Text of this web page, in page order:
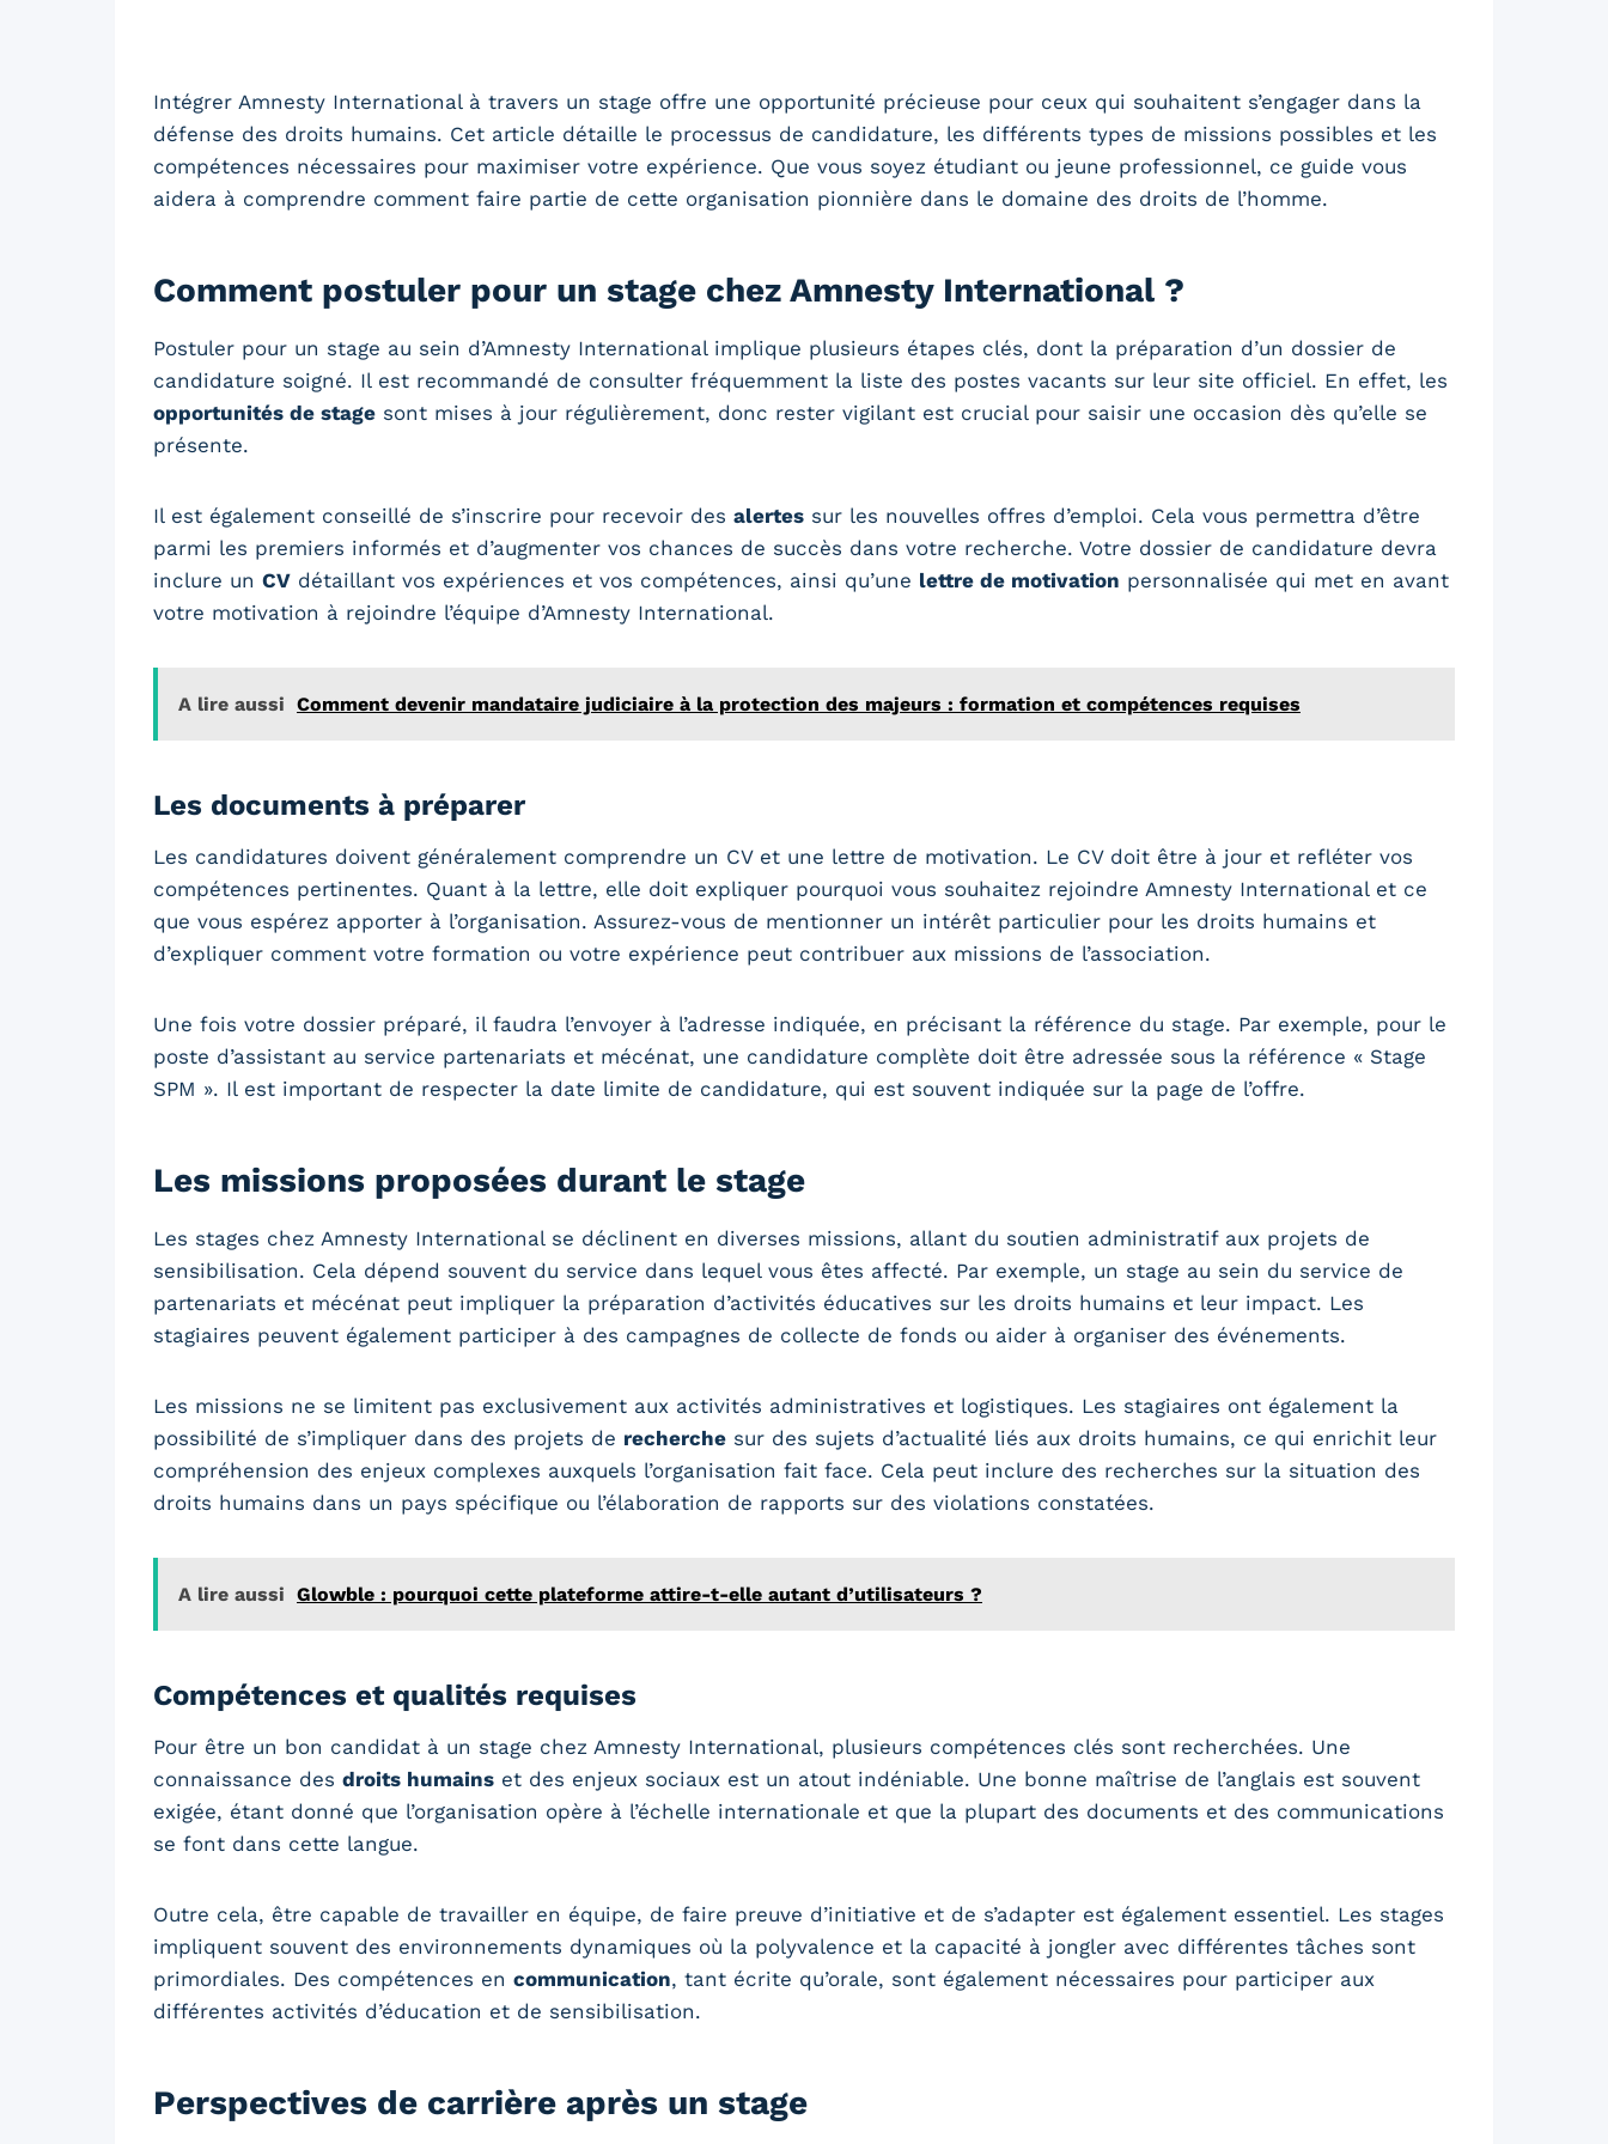
Intégrer Amnesty International à travers un stage offre une opportunité précieuse pour ceux qui souhaitent s’engager dans la
défense des droits humains. Cet article détaille le processus de candidature, les différents types de missions possibles et les
compétences nécessaires pour maximiser votre expérience. Que vous soyez étudiant ou jeune professionnel, ce guide vous
aidera à comprendre comment faire partie de cette organisation pionnière dans le domaine des droits de l’homme.
Comment postuler pour un stage chez Amnesty International ?
Postuler pour un stage au sein d’Amnesty International implique plusieurs étapes clés, dont la préparation d’un dossier de
candidature soigné. Il est recommandé de consulter fréquemment la liste des postes vacants sur leur site officiel. En effet, les
opportunités de stage sont mises à jour régulièrement, donc rester vigilant est crucial pour saisir une occasion dès qu’elle se
présente.
Il est également conseillé de s’inscrire pour recevoir des alertes sur les nouvelles offres d’emploi. Cela vous permettra d’être
parmi les premiers informés et d’augmenter vos chances de succès dans votre recherche. Votre dossier de candidature devra
inclure un CV détaillant vos expériences et vos compétences, ainsi qu’une lettre de motivation personnalisée qui met en avant
votre motivation à rejoindre l’équipe d’Amnesty International.
A lire aussi Comment devenir mandataire judiciaire à la protection des majeurs : formation et compétences requises
Les documents à préparer
Les candidatures doivent généralement comprendre un CV et une lettre de motivation. Le CV doit être à jour et refléter vos
compétences pertinentes. Quant à la lettre, elle doit expliquer pourquoi vous souhaitez rejoindre Amnesty International et ce
que vous espérez apporter à l’organisation. Assurez-vous de mentionner un intérêt particulier pour les droits humains et
d’expliquer comment votre formation ou votre expérience peut contribuer aux missions de l’association.
Une fois votre dossier préparé, il faudra l’envoyer à l’adresse indiquée, en précisant la référence du stage. Par exemple, pour le
poste d’assistant au service partenariats et mécénat, une candidature complète doit être adressée sous la référence « Stage
SPM ». Il est important de respecter la date limite de candidature, qui est souvent indiquée sur la page de l’offre.
Les missions proposées durant le stage
Les stages chez Amnesty International se déclinent en diverses missions, allant du soutien administratif aux projets de
sensibilisation. Cela dépend souvent du service dans lequel vous êtes affecté. Par exemple, un stage au sein du service de
partenariats et mécénat peut impliquer la préparation d’activités éducatives sur les droits humains et leur impact. Les
stagiaires peuvent également participer à des campagnes de collecte de fonds ou aider à organiser des événements.
Les missions ne se limitent pas exclusivement aux activités administratives et logistiques. Les stagiaires ont également la
possibilité de s’impliquer dans des projets de recherche sur des sujets d’actualité liés aux droits humains, ce qui enrichit leur
compréhension des enjeux complexes auxquels l’organisation fait face. Cela peut inclure des recherches sur la situation des
droits humains dans un pays spécifique ou l’élaboration de rapports sur des violations constatées.
A lire aussi Glowble : pourquoi cette plateforme attire-t-elle autant d’utilisateurs ?
Compétences et qualités requises
Pour être un bon candidat à un stage chez Amnesty International, plusieurs compétences clés sont recherchées. Une
connaissance des droits humains et des enjeux sociaux est un atout indéniable. Une bonne maîtrise de l’anglais est souvent
exigée, étant donné que l’organisation opère à l’échelle internationale et que la plupart des documents et des communications
se font dans cette langue.
Outre cela, être capable de travailler en équipe, de faire preuve d’initiative et de s’adapter est également essentiel. Les stages
impliquent souvent des environnements dynamiques où la polyvalence et la capacité à jongler avec différentes tâches sont
primordiales. Des compétences en communication, tant écrite qu’orale, sont également nécessaires pour participer aux
différentes activités d’éducation et de sensibilisation.
Perspectives de carrière après un stage